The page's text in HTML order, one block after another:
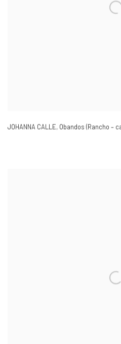
JOHANNA CALLE, Obandos (Rancho –